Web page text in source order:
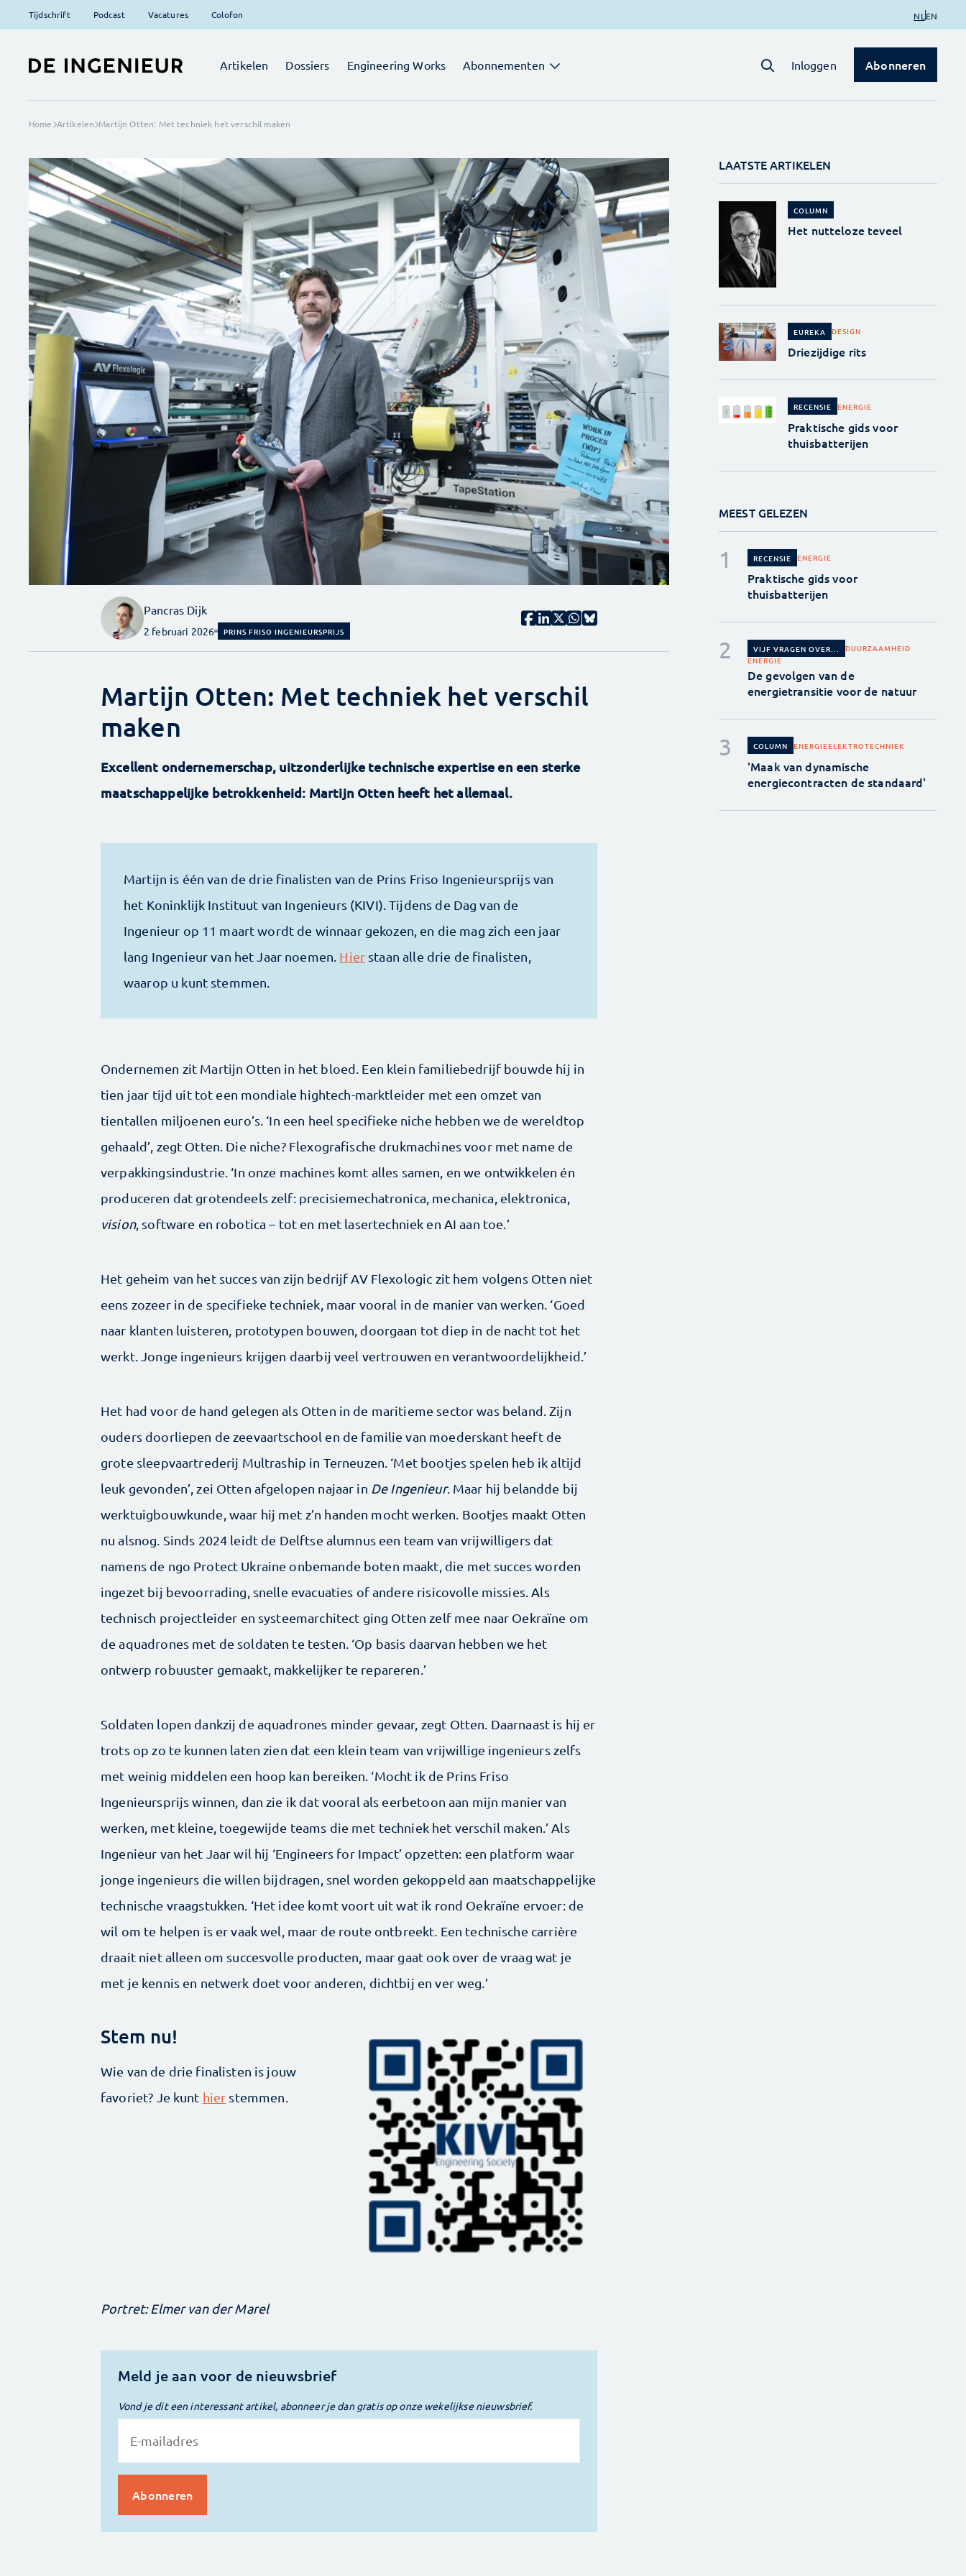
Tijdschrift Podcast Vacatures Colofon NL EN
Artikelen Dossiers Engineering Works Abonnementen Inloggen Abonneren
Home Artikelen Martijn Otten: Met techniek het verschil maken
Pancras Dijk
2 februari 2026 PRINS FRISO INGENIEURSPRIJS
Martijn Otten: Met techniek het verschil
maken
Excellent ondernemerschap, uitzonderlijke technische expertise en een sterke
maatschappelijke betrokkenheid: Martijn Otten heeft het allemaal.
Martijn is één van de drie finalisten van de Prins Friso Ingenieursprijs van
het Koninklijk Instituut van Ingenieurs (KIVI). Tijdens de Dag van de
Ingenieur op 11 maart wordt de winnaar gekozen, en die mag zich een jaar
lang Ingenieur van het Jaar noemen. Hier staan alle drie de finalisten,
waarop u kunt stemmen.
Ondernemen zit Martijn Otten in het bloed. Een klein familiebedrijf bouwde hij in
tien jaar tijd uit tot een mondiale hightech-marktleider met een omzet van
tientallen miljoenen euro’s. ‘In een heel specifieke niche hebben we de wereldtop
gehaald’, zegt Otten. Die niche? Flexografische drukmachines voor met name de
verpakkingsindustrie. ‘In onze machines komt alles samen, en we ontwikkelen én
produceren dat grotendeels zelf: precisiemechatronica, mechanica, elektronica,
vision, software en robotica – tot en met lasertechniek en AI aan toe.’
Het geheim van het succes van zijn bedrijf AV Flexologic zit hem volgens Otten niet
eens zozeer in de specifieke techniek, maar vooral in de manier van werken. ‘Goed
naar klanten luisteren, prototypen bouwen, doorgaan tot diep in de nacht tot het
werkt. Jonge ingenieurs krijgen daarbij veel vertrouwen en verantwoordelijkheid.’
Het had voor de hand gelegen als Otten in de maritieme sector was beland. Zijn
ouders doorliepen de zeevaartschool en de familie van moederskant heeft de
grote sleepvaartrederij Multraship in Terneuzen. ‘Met bootjes spelen heb ik altijd
leuk gevonden’, zei Otten afgelopen najaar in De Ingenieur. Maar hij belandde bij
werktuigbouwkunde, waar hij met z’n handen mocht werken. Bootjes maakt Otten
nu alsnog. Sinds 2024 leidt de Delftse alumnus een team van vrijwilligers dat
namens de ngo Protect Ukraine onbemande boten maakt, die met succes worden
ingezet bij bevoorrading, snelle evacuaties of andere risicovolle missies. Als
technisch projectleider en systeemarchitect ging Otten zelf mee naar Oekraïne om
de aquadrones met de soldaten te testen. ‘Op basis daarvan hebben we het
ontwerp robuuster gemaakt, makkelijker te repareren.’
Soldaten lopen dankzij de aquadrones minder gevaar, zegt Otten. Daarnaast is hij er
trots op zo te kunnen laten zien dat een klein team van vrijwillige ingenieurs zelfs
met weinig middelen een hoop kan bereiken. ‘Mocht ik de Prins Friso
Ingenieursprijs winnen, dan zie ik dat vooral als eerbetoon aan mijn manier van
werken, met kleine, toegewijde teams die met techniek het verschil maken.’ Als
Ingenieur van het Jaar wil hij ‘Engineers for Impact’ opzetten: een platform waar
jonge ingenieurs die willen bijdragen, snel worden gekoppeld aan maatschappelijke
technische vraagstukken. ‘Het idee komt voort uit wat ik rond Oekraïne ervoer: de
wil om te helpen is er vaak wel, maar de route ontbreekt. Een technische carrière
draait niet alleen om succesvolle producten, maar gaat ook over de vraag wat je
met je kennis en netwerk doet voor anderen, dichtbij en ver weg.’
Stem nu!
Wie van de drie finalisten is jouw
favoriet? Je kunt hier stemmen.
Portret: Elmer van der Marel
Meld je aan voor de nieuwsbrief
Vond je dit een interessant artikel, abonneer je dan gratis op onze wekelijkse nieuwsbrief.
LAATSTE ARTIKELEN
COLUMN
Het nutteloze teveel
EUREKA DESIGN
Driezijdige rits
RECENSIE ENERGIE
Praktische gids voor
thuisbatterijen
MEEST GELEZEN
RECENSIE ENERGIE
Praktische gids voor
thuisbatterijen
VIJF VRAGEN OVER...
DUURZAAMHEID
ENERGIE
De gevolgen van de
energietransitie voor de natuur
COLUMN ENERGIEELEKTROTECHNIEK
'Maak van dynamische
energiecontracten de standaard'